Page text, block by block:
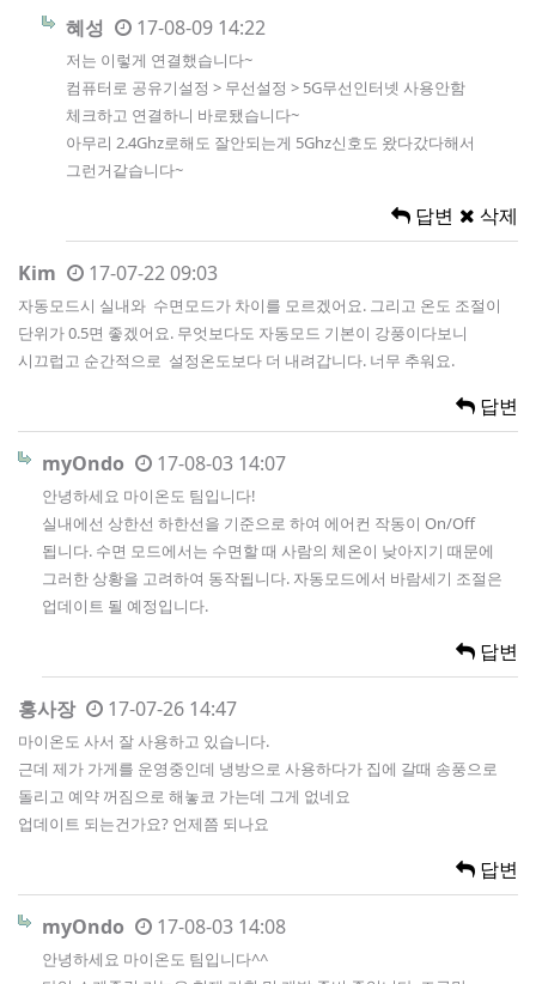
혜성 17-08-09 14:22
저는 이렇게 연결했습니다~
컴퓨터로 공유기설정 > 무선설정 > 5G무선인터넷 사용안함
체크하고 연결하니 바로됐습니다~
아무리 2.4Ghz로해도 잘안되는게 5Ghz신호도 왔다갔다해서
그런거같습니다~
답변 삭제
Kim 17-07-22 09:03
자동모드시 실내와 수면모드가 차이를 모르겠어요. 그리고 온도 조절이
단위가 0.5면 좋겠어요. 무엇보다도 자동모드 기본이 강풍이다보니
시끄럽고 순간적으로 설정온도보다 더 내려갑니다. 너무 추워요.
답변
myOndo 17-08-03 14:07
안녕하세요 마이온도 팀입니다!
실내에선 상한선 하한선을 기준으로 하여 에어컨 작동이 On/Off
됩니다. 수면 모드에서는 수면할 때 사람의 체온이 낮아지기 때문에
그러한 상황을 고려하여 동작됩니다. 자동모드에서 바람세기 조절은
업데이트 될 예정입니다.
답변
홍사장 17-07-26 14:47
마이온도 사서 잘 사용하고 있습니다.
근데 제가 가게를 운영중인데 냉방으로 사용하다가 집에 갈때 송풍으로
돌리고 예약 꺼짐으로 해놓코 가는데 그게 없네요
업데이트 되는건가요? 언제쯤 되나요
답변
myOndo 17-08-03 14:08
안녕하세요 마이온도 팀입니다^^